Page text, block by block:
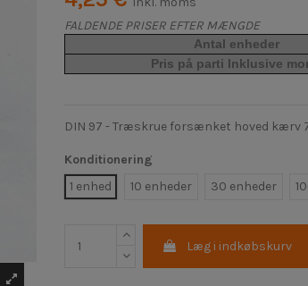
FALDENDE PRISER EFTER MÆNGDE
Antal enheder
Pris på parti Inklusive
DIN 97 - Træskrue forsænket hoved kærv
Konditionering
1 enhed
10 enheder 30 enheder
Læg i indkøbskurv